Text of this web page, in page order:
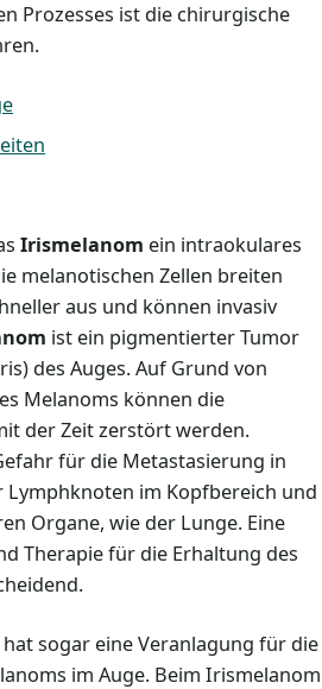
Prozesses ist die chirurgische
Irismelanom ein intraokulares
melanotischen Zellen breiten
aus und können invasiv
ist ein pigmentierter Tumor
des Auges. Auf Grund von
Melanoms können die
der Zeit zerstört werden.
für die Metastasierung in
Lymphknoten im Kopfbereich und
Organe, wie der Lunge. Eine
Therapie für die Erhaltung des
sogar eine Veranlagung für die
im Auge. Beim Irismelanom